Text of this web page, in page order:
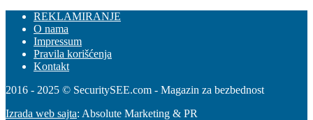
REKLAMIRANJE
O nama
Impressum
Pravila korišćenja
Kontakt
2016 - 2025 © SecuritySEE.com - Magazin za bezbednost
Izrada web sajta: Absolute Marketing & PR